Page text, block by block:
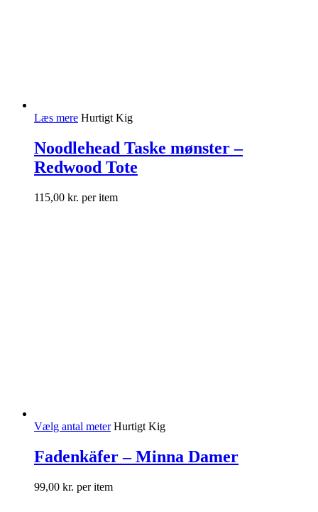
Læs mere Hurtigt Kig
Noodlehead Taske mønster –
Redwood Tote
115,00 kr. per item
Vælg antal meter Hurtigt Kig
Fadenkäfer – Minna Damer
99,00 kr. per item